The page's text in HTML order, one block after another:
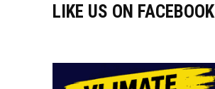
LIKE US ON FACEBOOK